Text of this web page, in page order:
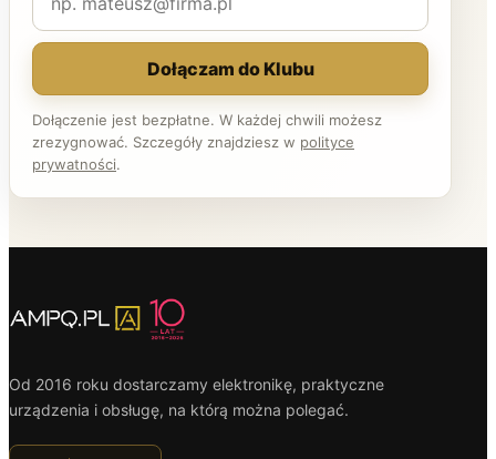
Dołączam do Klubu
Dołączenie jest bezpłatne. W każdej chwili możesz
zrezygnować. Szczegóły znajdziesz w polityce
prywatności.
Od 2016 roku dostarczamy elektronikę, praktyczne
urządzenia i obsługę, na którą można polegać.